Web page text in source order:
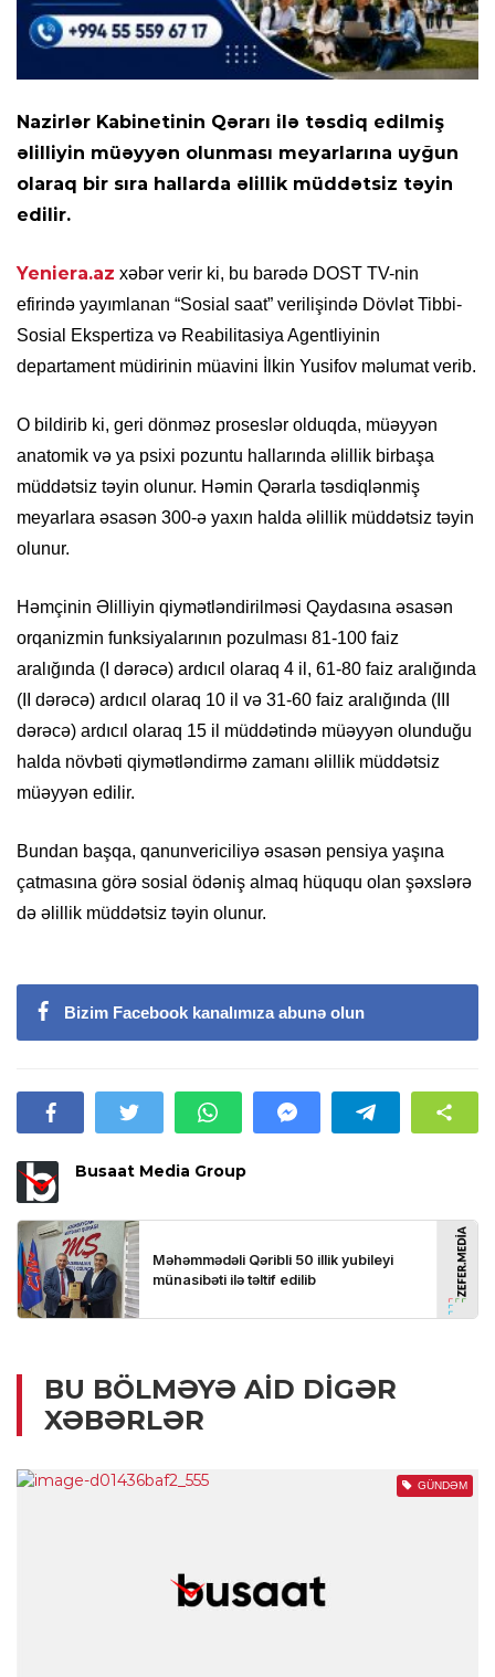
Nazirlər Kabinetinin Qərarı ilə təsdiq edilmiş
əlilliyin müəyyən olunması meyarlarına uyğun
olaraq bir sıra hallarda əlillik müddətsiz təyin
edilir.
Yeniera.az xəbər verir ki, bu barədə DOST TV-nin
efirində yayımlanan “Sosial saat” verilişində Dövlət Tibbi-
Sosial Ekspertiza və Reabilitasiya Agentliyinin
departament müdirinin müavini İlkin Yusifov məlumat verib.
O bildirib ki, geri dönməz proseslər olduqda, müəyyən
anatomik və ya psixi pozuntu hallarında əlillik birbaşa
müddətsiz təyin olunur. Həmin Qərarla təsdiqlənmiş
meyarlara əsasən 300-ə yaxın halda əlillik müddətsiz təyin
olunur.
Həmçinin Əlilliyin qiymətləndirilməsi Qaydasına əsasən
orqanizmin funksiyalarının pozulması 81-100 faiz
aralığında (I dərəcə) ardıcıl olaraq 4 il, 61-80 faiz aralığında
(II dərəcə) ardıcıl olaraq 10 il və 31-60 faiz aralığında (III
dərəcə) ardıcıl olaraq 15 il müddətində müəyyən olunduğu
halda növbəti qiymətləndirmə zamanı əlillik müddətsiz
müəyyən edilir.
Bundan başqa, qanunvericiliyə əsasən pensiya yaşına
çatmasına görə sosial ödəniş almaq hüququ olan şəxslərə
də əlillik müddətsiz təyin olunur.
Bizim Facebook kanalımıza abunə olun
Busaat Media Group
BU BÖLMƏYƏ AID DIGƏR
XƏBƏRLƏR
GÜNDƏM